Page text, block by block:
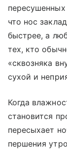
что нос
быстрее, а
тех, кто
«сквозняка
сухой и
Когда
становится
пересыхает
першения